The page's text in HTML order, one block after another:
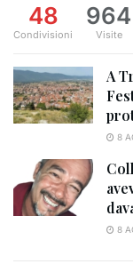
48
Condivisioni
964
Visite
A
8
8